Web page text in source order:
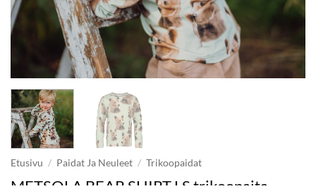
Etusivu / Paidat Ja Neuleet / Trikoopaidat
METSOLA BEAR SHIRT LS trikoopaita,